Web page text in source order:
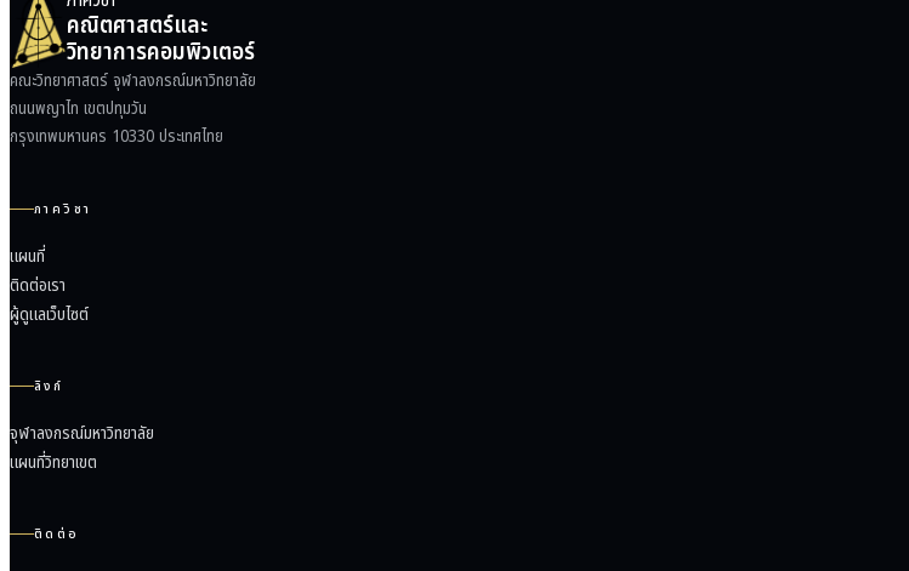
คณิตศาสตร์และ
วิทยาการคอมพิวเตอร์
คณะวิทยาศาสตร์ จุฬาลงกรณ์มหาวิทยาลัย
ถนนพญาไท เขตปทุมวัน
กรุงเทพมหานคร 10330 ประเทศไทย
ภาควิชา
แผนที่
ติดต่อเรา
ผู้ดูแลเว็บไซต์
ลิงก์
จุฬาลงกรณ์มหาวิทยาลัย
แผนที่วิทยาเขต
ติดต่อ